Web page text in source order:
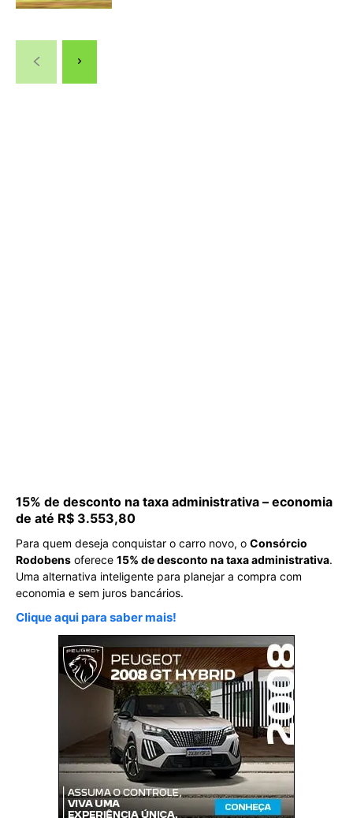
15% de desconto na taxa administrativa – economia
de até R$ 3.553,80
Para quem deseja conquistar o carro novo, o Consórcio
Rodobens oferece 15% de desconto na taxa administrativa.
Uma alternativa inteligente para planejar a compra com
economia e sem juros bancários.
Clique aqui para saber mais!